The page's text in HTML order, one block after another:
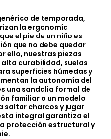
de temporada,
la ergonomía
el pie de un niño es
que no debe quedar
ello, nuestras piezas
durabilidad, suelas
superficies húmedas y
la autonomía del
una sandalia formal de
familiar o un modelo
saltar charcos y jugar
integral garantiza el
protección estructural y